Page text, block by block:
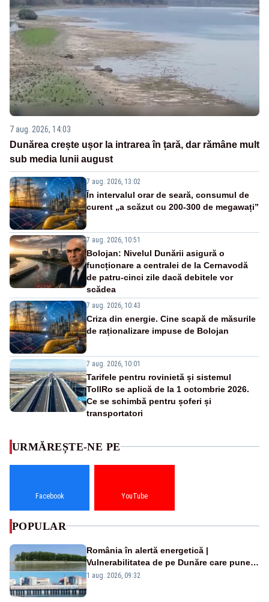
7 aug. 2026, 14:03
Dunărea crește ușor la intrarea în țară, dar rămâne mult
sub media lunii august
7 aug. 2026, 13:02
În intervalul orar de seară, consumul de
curent „a scăzut cu 200-300 de megawați”
7 aug. 2026, 10:51
Bolojan: Nivelul Dunării asigură o
funcționare a centralei de la Cernavodă
de patru-cinci zile dacă debitele vor
scădea
7 aug. 2026, 10:43
Criza din energie. Cine scapă de măsurile
de raționalizare impuse de Bolojan
7 aug. 2026, 10:01
Tarifele pentru rovinietă și sistemul
TollRo se aplică de la 1 octombrie 2026.
Ce se schimbă pentru șoferi și
transportatori
URMĂREȘTE-NE PE
Facebook YouTube
POPULAR
România în alertă energetică |
Vulnerabilitatea de pe Dunăre care pune
în pericol Centrala Cernavodă era
1 aug. 2026, 09:32